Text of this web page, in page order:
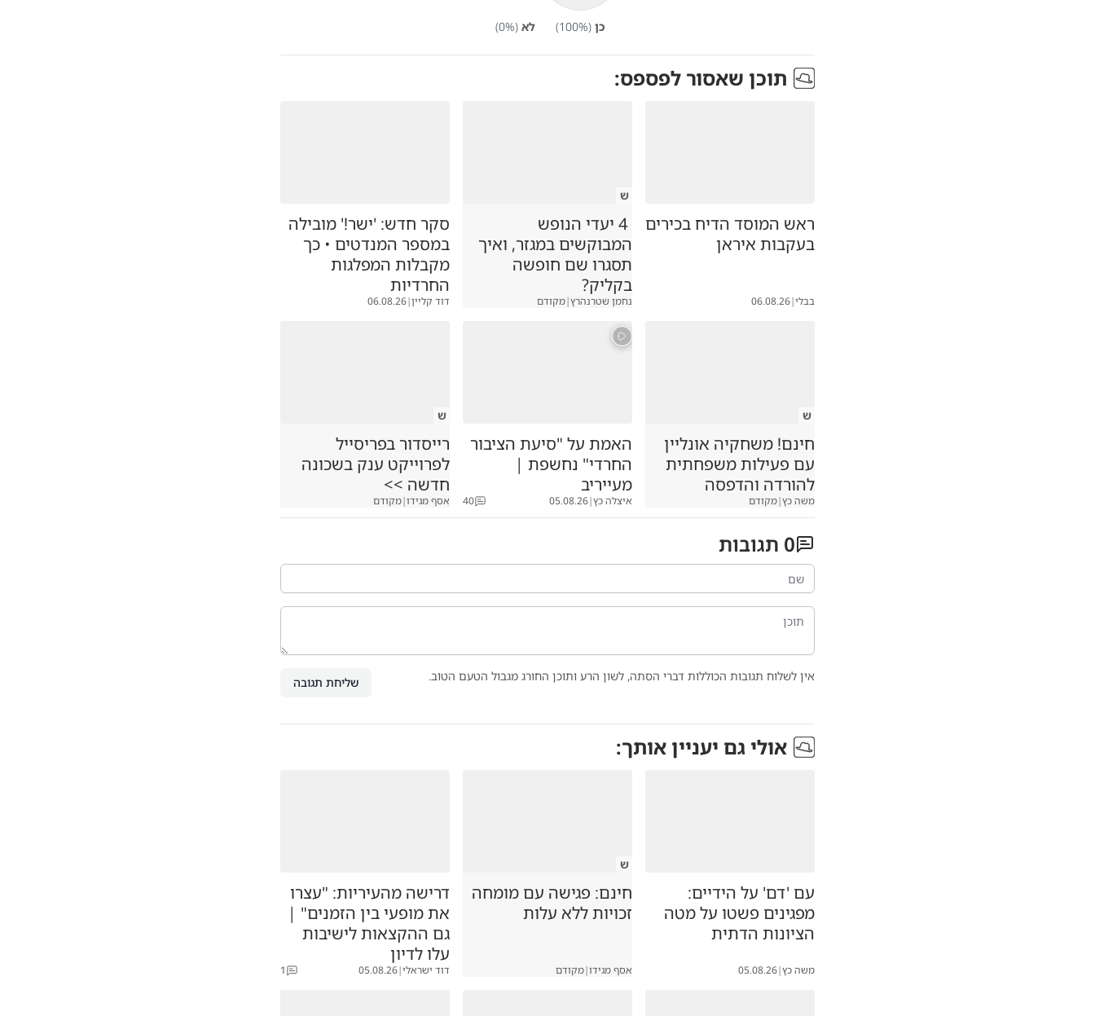
כן (
100%) לא (
0%)
תוכן שאסור לפספס:
ראש המוסד הדיח בכירים
בעקבות איראן
בבלי|
06.08.26
ש
4 יעדי הנופש
המבוקשים במגזר, ואיך
תסגרו שם חופשה
בקליק?
נחמן שטרנהרץ|מקודם
סקר חדש: 'ישר!' מובילה
במספר המנדטים • כך
מקבלות המפלגות
החרדיות
דוד קליין|
06.08.26
ש
חינם! משחקיה אונליין
עם פעילות משפחתית
להורדה והדפסה
משה כץ|מקודם
האמת על "סיעת הציבור
החרדי" נחשפת |
מעייריב
איצלה כץ|
05.08.26
40
ש
רייסדור בפריסייל
לפרוייקט ענק בשכונה
חדשה >>
אסף מגידו|מקודם
0 תגובות
אין לשלוח תגובות הכוללות דברי הסתה, לשון הרע ותוכן החורג מגבול הטעם הטוב. שליחת תגובה
אולי גם יעניין אותך:
עם 'דם' על הידיים:
מפגינים פשטו על מטה
הציונות הדתית
משה כץ|
05.08.26
ש
חינם: פגישה עם מומחה
זכויות ללא עלות
אסף מגידו|מקודם
דרישה מהעיריות: "עצרו
את מופעי בין הזמנים" |
גם ההקצאות לישיבות
עלו לדיון
דוד ישראלי|
05.08.26
1